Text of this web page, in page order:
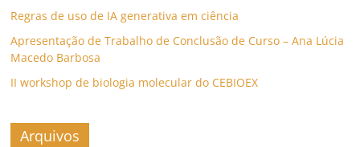
Regras de uso de IA generativa em ciência
Apresentação de Trabalho de Conclusão de Curso – Ana Lúcia
Macedo Barbosa
II workshop de biologia molecular do CEBIOEX
Arquivos